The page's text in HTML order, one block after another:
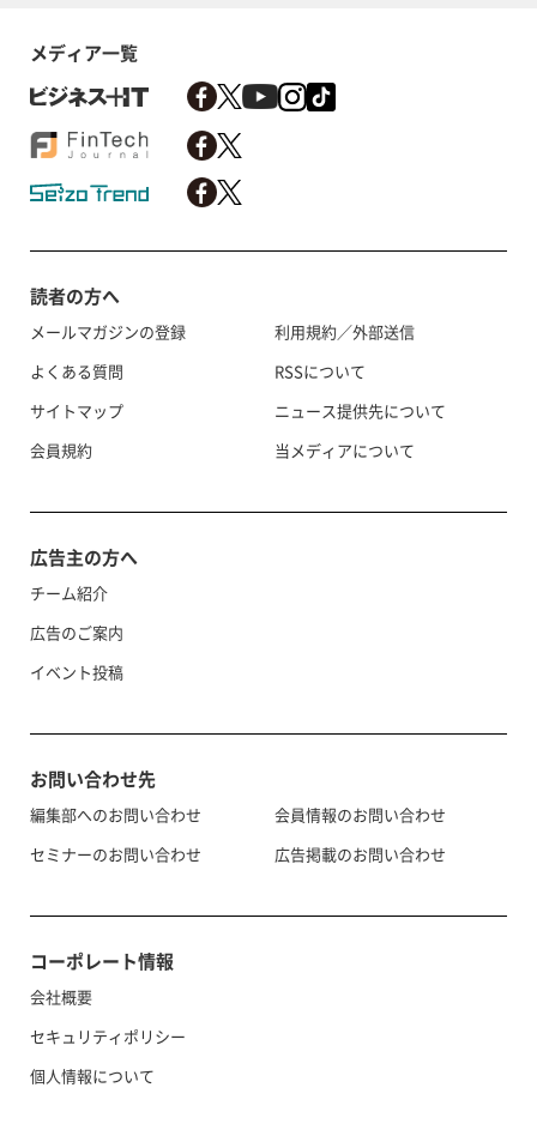
メディア一覧
読者の方へ
メールマガジンの登録
よくある質問
サイトマップ
会員規約
利用規約／外部送信
RSSについて
ニュース提供先について
当メディアについて
広告主の方へ
チーム紹介
広告のご案内
イベント投稿
お問い合わせ先
編集部へのお問い合わせ
セミナーのお問い合わせ
会員情報のお問い合わせ
広告掲載のお問い合わせ
コーポレート情報
会社概要
セキュリティポリシー
個人情報について